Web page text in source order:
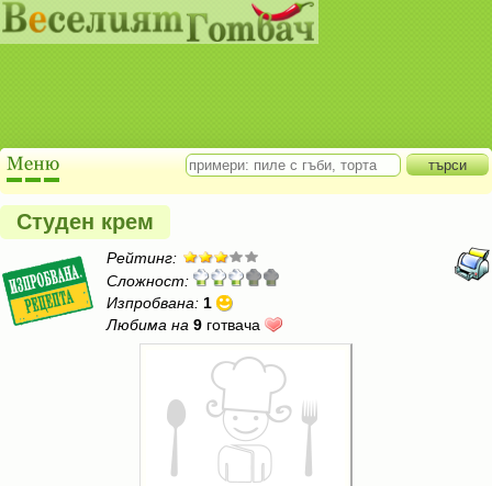
Студен крем
Рейтинг:
Сложност:
Изпробвана: 1
Любима на 9 готвача